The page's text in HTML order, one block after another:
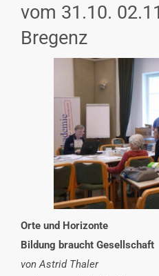
RECHT
VERANSTALTUNGEN
INTERESSENSVERTRETUNG
KONTAKT
vom 31.10.
Bregenz
Orte und Horizonte
Bildung braucht Gesellschaft
von Astrid Thaler